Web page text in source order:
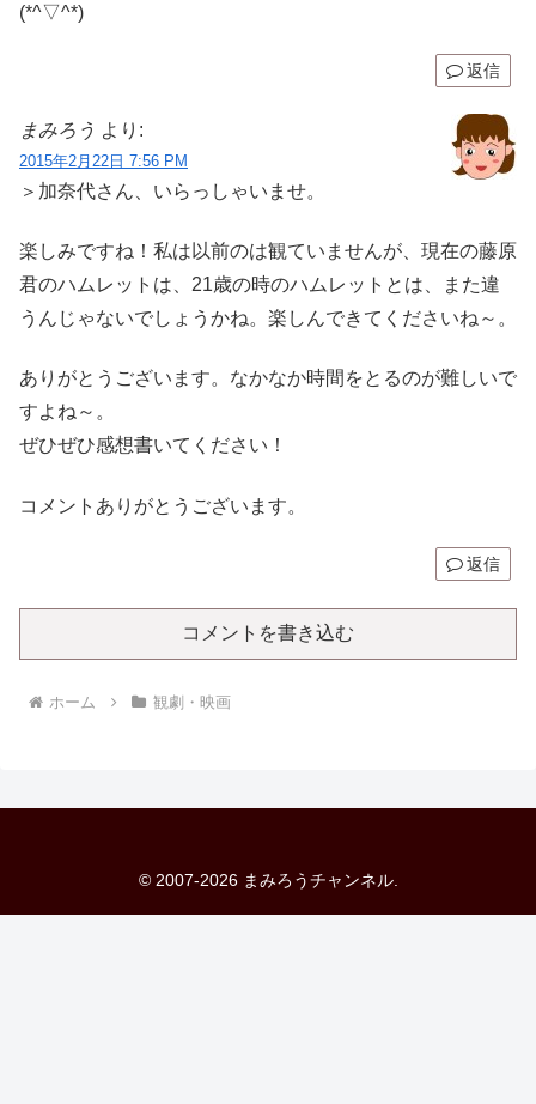
(*^▽^*)
返信
まみろう より:
2015年2月22日 7:56 PM
＞加奈代さん、いらっしゃいませ。
楽しみですね！私は以前のは観ていませんが、現在の藤原
君のハムレットは、21歳の時のハムレットとは、また違
うんじゃないでしょうかね。楽しんできてくださいね～。
ありがとうございます。なかなか時間をとるのが難しいで
すよね～。
ぜひぜひ感想書いてください！
コメントありがとうございます。
返信
コメントを書き込む
ホーム 観劇・映画
© 2007-2026 まみろうチャンネル.